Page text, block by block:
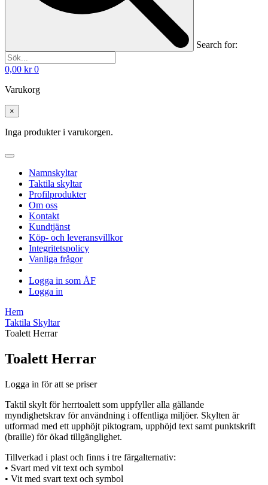
Search for:
0,00 kr 0
Varukorg
×
Inga produkter i varukorgen.
Namnskyltar
Taktila skyltar
Profilprodukter
Om oss
Kontakt
Kundtjänst
Köp- och leveransvillkor
Integritetspolicy
Vanliga frågor
Logga in som ÅF
Logga in
Hem
Taktila Skyltar
Toalett Herrar
Toalett Herrar
Logga in för att se priser
Taktil skylt för herrtoalett som uppfyller alla gällande
myndighetskrav för användning i offentliga miljöer. Skylten är
utformad med ett upphöjt piktogram, upphöjd text samt punktskrift
(braille) för ökad tillgänglighet.
Tillverkad i plast och finns i tre färgalternativ:
• Svart med vit text och symbol
• Vit med svart text och symbol